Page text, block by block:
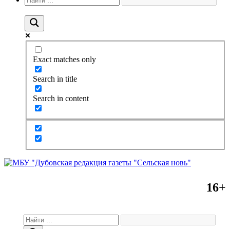
Exact matches only
Search in title
Search in content
16+